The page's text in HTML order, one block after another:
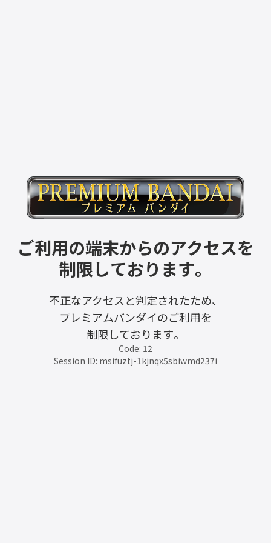
ご利用の端末からのアクセスを
制限しております。
不正なアクセスと判定されたため、
プレミアムバンダイのご利用を
制限しております。
Code: 12
Session ID: msifuztj-1kjnqx5sbiwmd237i